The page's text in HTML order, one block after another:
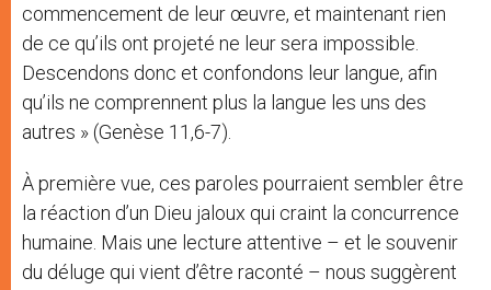
commencement de leur œuvre, et maintenant rien
de ce qu’ils ont projeté ne leur sera impossible.
Descendons donc et confondons leur langue, afin
qu’ils ne comprennent plus la langue les uns des
autres » (Genèse 11,6-7).
À première vue, ces paroles pourraient sembler être
la réaction d’un Dieu jaloux qui craint la concurrence
humaine. Mais une lecture attentive – et le souvenir
du déluge qui vient d’être raconté – nous suggèrent